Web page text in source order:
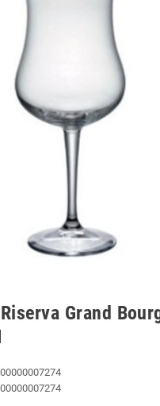
Grand